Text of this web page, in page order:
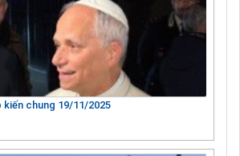
kiến chung 19/11/2025